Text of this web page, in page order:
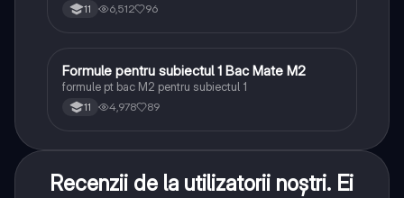
11 6,512 96
Matematică
Formule pentru subiectul 1 Bac Mate M2
formule pt bac M2 pentru subiectul 1
11 4,978 89
Recenzii de la utilizatorii noștri. Ei